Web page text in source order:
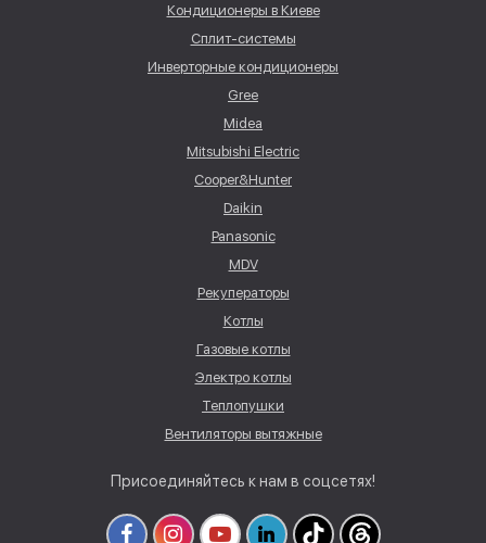
Кондиционеры в Киеве
Сплит-системы
Инверторные кондиционеры
Gree
Midea
Mitsubishi Electric
Cooper&Hunter
Daikin
Panasonic
MDV
Рекуператоры
Котлы
Газовые котлы
Электро котлы
Теплопушки
Вентиляторы вытяжные
Присоединяйтесь к нам в соцсетях!